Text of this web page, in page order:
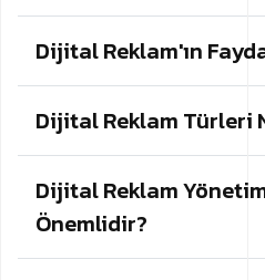
Dijital Reklam'ın
Dijital Reklam Türleri
Dijital Reklam
Önemlidir?